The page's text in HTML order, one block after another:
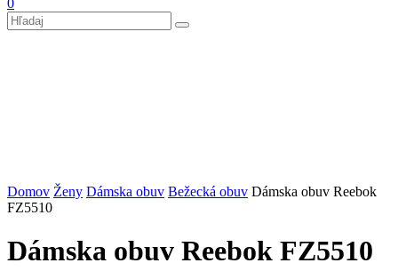
Domov Ženy Dámska obuv Bežecká obuv Dámska obuv Reebok
FZ5510
Dámska obuv Reebok FZ5510